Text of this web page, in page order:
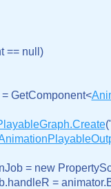
== null)
= GetComponent<
= new
=